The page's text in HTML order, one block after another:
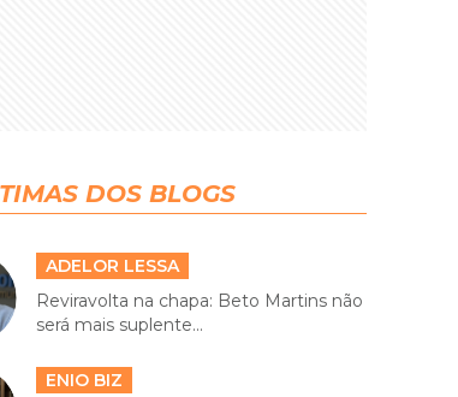
DOS BLOGS
ADELOR LESSA
Reviravolta na chapa: Beto Martins não
será mais suplente...
ENIO BIZ